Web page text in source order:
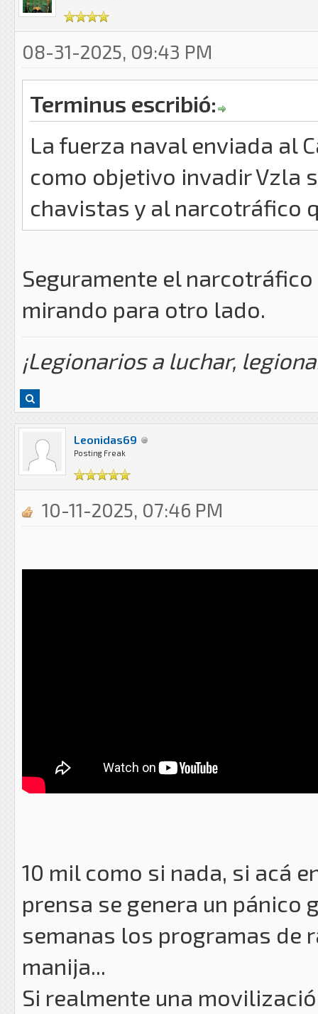
08-31-2025, 09:43 PM
Terminus escribió:
La fuerza naval enviada al
como objetivo invadir Vzla
chavistas y al narcotráfico
Seguramente el
mirando para otro lado.
¡Legionarios a luchar,
Leonidas69
Posting Freak
10-11-2025, 07:46 PM
10 mil como si nada, si acá
prensa se genera un pánico
semanas los programas de
manija...
Si realmente una